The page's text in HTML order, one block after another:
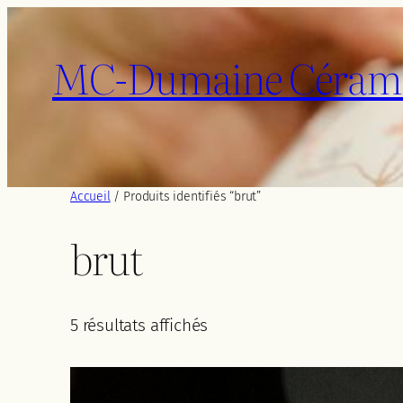
Aller
contenuMC-Dumaine
Accueil/ Produits identifiés “brut”
brut
5 résultats affichés